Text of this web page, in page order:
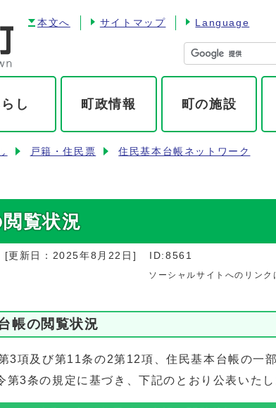
本文へ サイトマップ Language
し 町政情報 町の施設
戸籍・住民票 住民基本台帳ネットワーク
覧状況
[更新日： 2025年8月22日 ] ID:8561
ソーシャルサイトへのリン
帳の閲覧状況
3項及び第11条の2第12項、住民基本台帳の一
第3条の規定に基づき、下記のとおり公表いたし